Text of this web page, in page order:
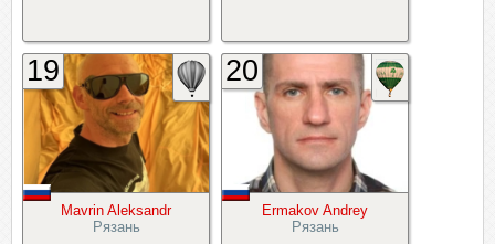
Mavrin Aleksandr
Рязань
19
Ermakov Andrey
Рязань
20